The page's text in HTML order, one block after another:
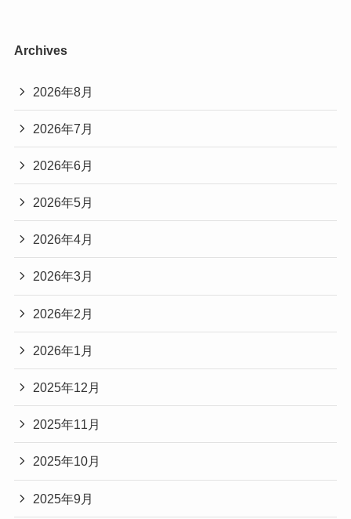
Archives
2026年8月
2026年7月
2026年6月
2026年5月
2026年4月
2026年3月
2026年2月
2026年1月
2025年12月
2025年11月
2025年10月
2025年9月